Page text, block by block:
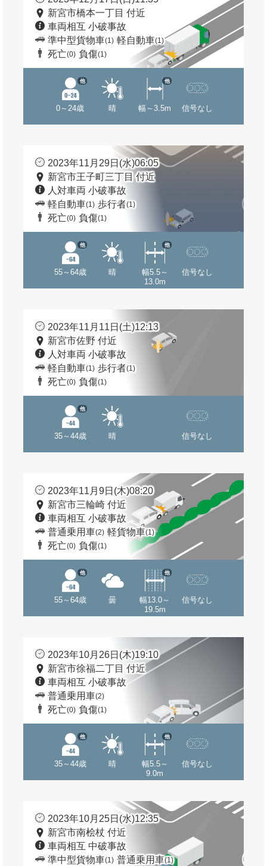
新宮市橋本一丁目 付近
車両相互 小破事故
準中型貨物車(1) 軽自動車(1)
死亡(0) 負傷(1)
0～24歳
他
晴 幅～3.5m
他
信号なし
2023年11月29日(水)06:05
新宮市王子町三丁目 付近
人対車両 小破事故
軽自動車(1) 歩行者(1)
死亡(0) 負傷(1)
55～64歳
他
晴
幅5.5～
13.0m
他
信号なし
2023年11月11日(土)12:13
新宮市佐野 付近
人対車両 小破事故
軽自動車(1) 歩行者(1)
死亡(0) 負傷(1)
35～44歳
他
晴 信号なし
2023年11月9日(木)08:20
新宮市三輪崎 付近
車両相互 小破事故
普通乗用車(2) 軽貨物車(1)
死亡(0) 負傷(1)
55～64歳
他
曇
幅13.0～
19.5m
他
信号なし
2023年10月26日(木)19:10
新宮市徐福二丁目 付近
車両相互 小破事故
普通乗用車(2)
死亡(0) 負傷(1)
35～44歳
他
晴
幅5.5～
9.0m
他
信号なし
2023年10月25日(水)12:35
新宮市南桧杖 付近
車両相互 中破事故
準中型貨物車(1) 普通乗用車(1)